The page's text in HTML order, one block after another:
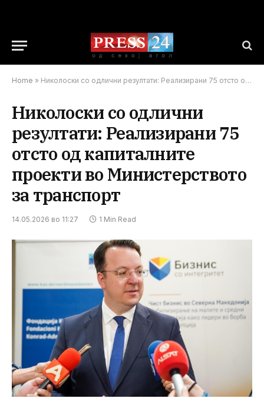
Home » Николоски со одлични резултати: Реализирани 75 отсто од капиталните проекти во Министерството за транспорт
Николоски со одлични
резултати: Реализирани 75
отсто од капиталните
проекти во Министерството
за транспорт
14.05.2026 во 11:27 1 Min Read